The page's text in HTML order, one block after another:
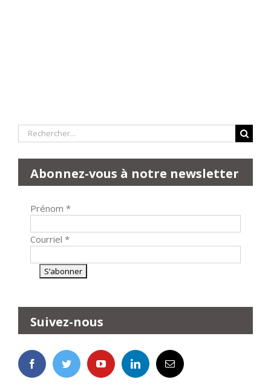
Rechercher:
Abonnez-vous à notre newsletter
Prénom *
Courriel *
Suivez-nous